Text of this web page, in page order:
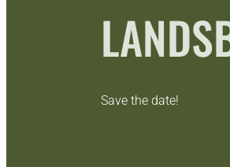
Save the date!